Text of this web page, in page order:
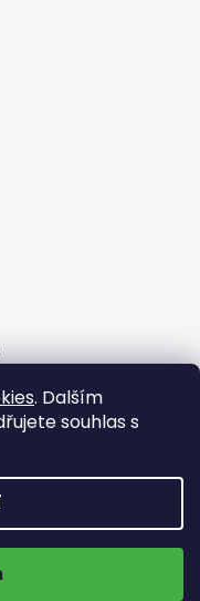
. Dalším
souhlas s
místa